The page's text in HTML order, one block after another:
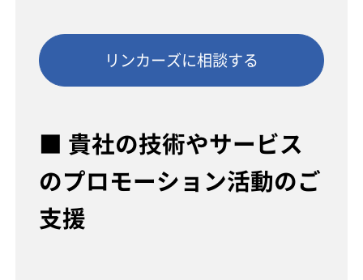
リンカーズに相談する
■ 貴社の技術やサービス
のプロモーション活動のご
支援